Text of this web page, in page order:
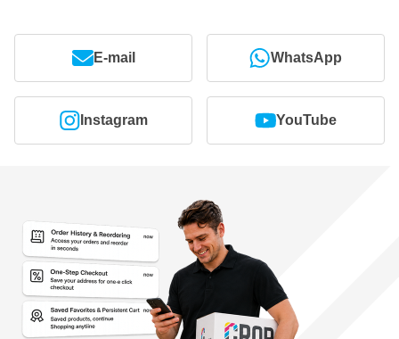
E-mail WhatsApp
Instagram YouTube